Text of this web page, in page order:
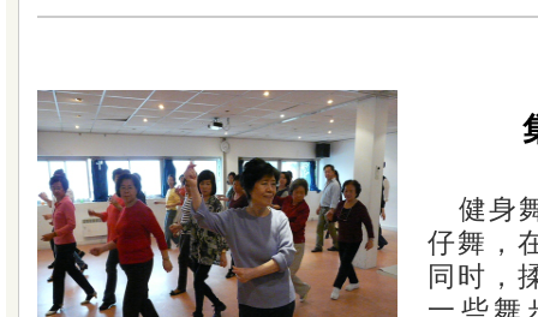
健身
仔舞，
同时，
一些舞